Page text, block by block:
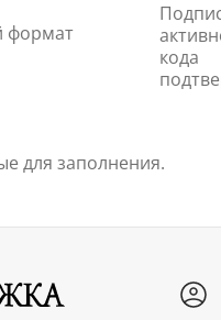
формат
кода
для заполнения.